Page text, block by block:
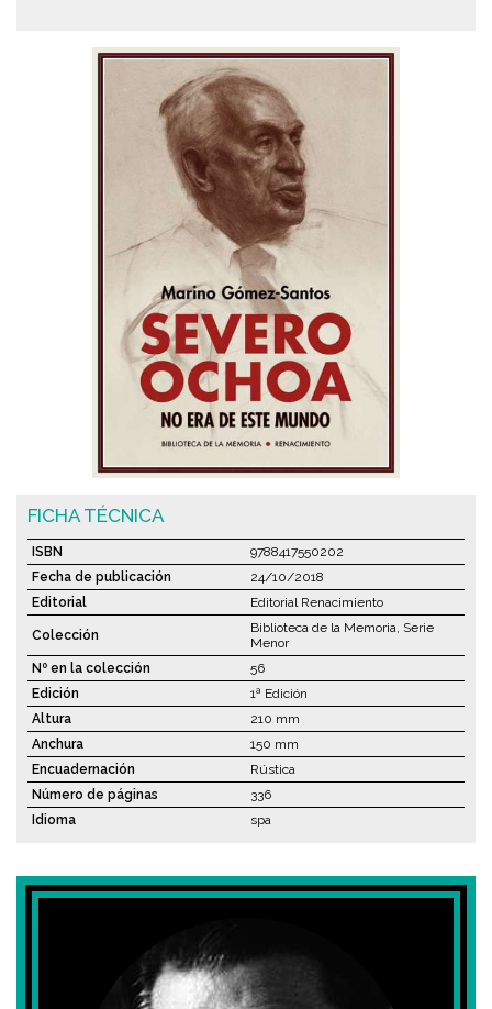
FICHA TÉCNICA
ISBN
9788417550202
Fecha de publicación
24/10/2018
Editorial
Editorial Renacimiento
Colección
Biblioteca de la Memoria, Serie
Menor
Nº en la colección
56
Edición
1ª Edición
Altura
210 mm
Anchura
150 mm
Encuadernación
Rústica
Número de páginas
336
Idioma
spa